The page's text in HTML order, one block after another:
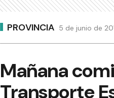
PROVINCIA 5 de junio de
Mañana
Transporte